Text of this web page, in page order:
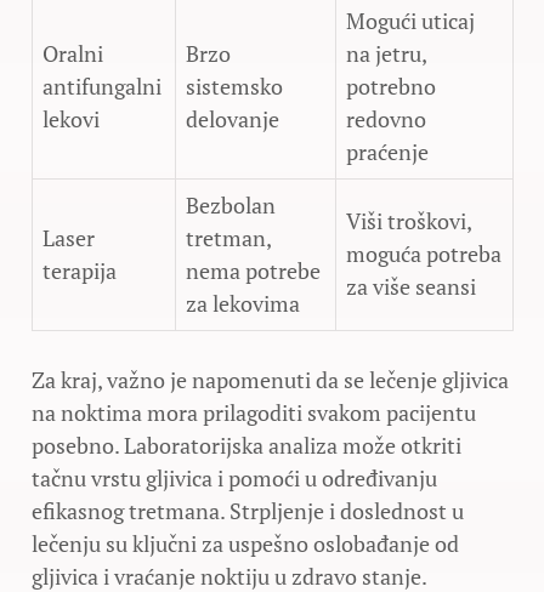
Oralni
antifungalni
lekovi
Brzo
sistemsko
delovanje
Mogući uticaj
na jetru,
potrebno
redovno
praćenje
Laser
terapija
Bezbolan
tretman,
nema potrebe
za lekovima
Viši troškovi,
moguća potreba
za više seansi
Za kraj, važno je napomenuti da se lečenje gljivica
na noktima mora prilagoditi svakom pacijentu
posebno. Laboratorijska analiza može otkriti
tačnu vrstu gljivica i pomoći u određivanju
efikasnog tretmana. Strpljenje i doslednost u
lečenju su ključni za uspešno oslobađanje od
gljivica i vraćanje noktiju u zdravo stanje.